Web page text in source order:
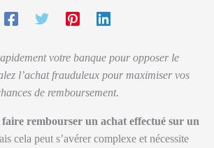
votre banque pour opposer le
l’achat frauduleux pour maximiser vos
de remboursement.
faire rembourser un achat effectué sur un
cela peut s’avérer complexe et nécessite